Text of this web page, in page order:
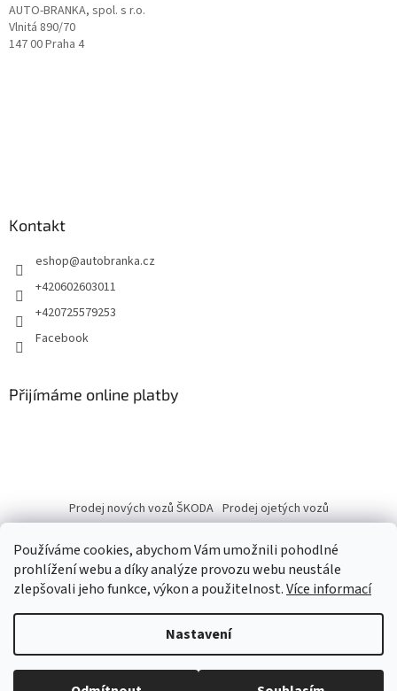
Používáme cookies, abychom Vám umožnili pohodlné
prohlížení webu a díky analýze provozu webu neustále
zlepšovali jeho funkce, výkon a použitelnost.Více informací
Nastavení
AUTO-BRANKA, spol. s r.o.
Vlnitá 890/70
147 00 Praha 4
Kontakt
eshop@autobranka.cz
+420602603011
+420725579253
Facebook
Přijímáme online platby
Prodej nových vozů ŠKODA Prodej ojetých vozů
Copyright 2026eshop.autobranka.cz. Všechna práva vyhrazena.